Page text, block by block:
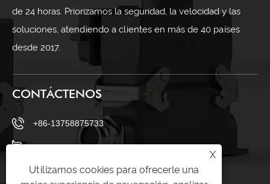
de 24 horas. Priorizamos la seguridad, la velocidad y las
soluciones, atendiendo a clientes en más de 40 países
desde 2017.
CONTÁCTENOS
+86-13758875733
+86-577-62656205
X
Utilizamos cookies para ofrecerle una